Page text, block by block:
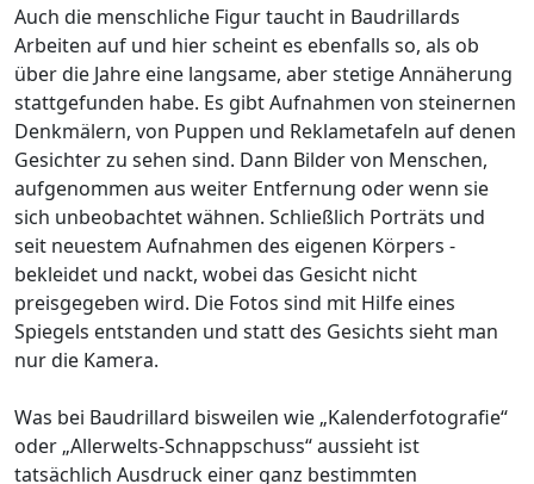
Auch die menschliche Figur taucht in Baudrillards
Arbeiten auf und hier scheint es ebenfalls so, als ob
über die Jahre eine langsame, aber stetige Annäherung
stattgefunden habe. Es gibt Aufnahmen von steinernen
Denkmälern, von Puppen und Reklametafeln auf denen
Gesichter zu sehen sind. Dann Bilder von Menschen,
aufgenommen aus weiter Entfernung oder wenn sie
sich unbeobachtet wähnen. Schließlich Porträts und
seit neuestem Aufnahmen des eigenen Körpers -
bekleidet und nackt, wobei das Gesicht nicht
preisgegeben wird. Die Fotos sind mit Hilfe eines
Spiegels entstanden und statt des Gesichts sieht man
nur die Kamera.
Was bei Baudrillard bisweilen wie „Kalenderfotografie“
oder „Allerwelts-Schnappschuss“ aussieht ist
tatsächlich Ausdruck einer ganz bestimmten